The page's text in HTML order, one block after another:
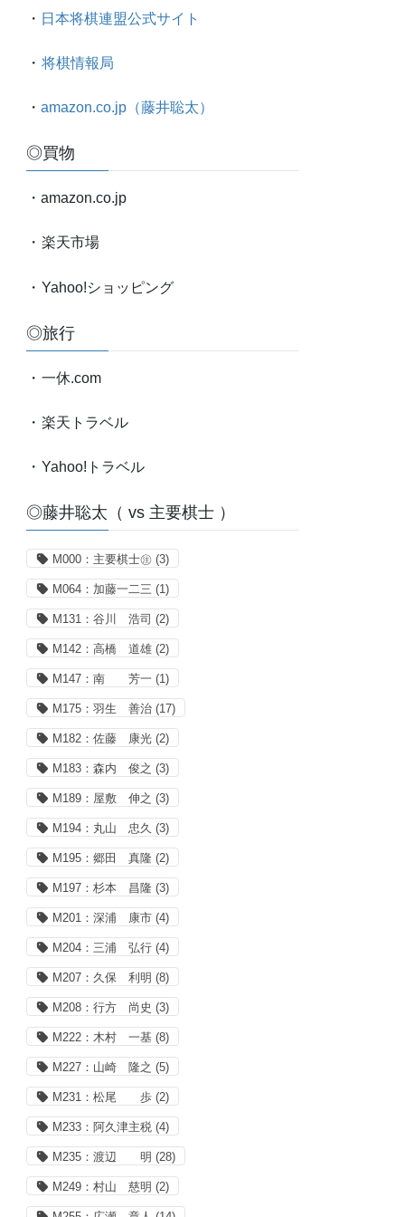
情
etc.
・ 日本将棋連盟公式サイト
・ 将棋情報局
・amazon.co.jp（藤井聡太）
◎買物
・amazon.co.jp
・ 楽天市場
・ Yahoo!ショッピング
◎旅行
・ 一休.com
・ 楽天トラベル
・ Yahoo!トラベル
◎藤井聡太（ vs 主要棋士 ）
M000：主要棋士㊟ (3)
M064：加藤一二三 (1)
M131：谷川 浩司 (2)
M142：高橋 道雄 (2)
M147：南 芳一 (1)
M175：羽生 善治 (17)
M182：佐藤 康光 (2)
M183：森内 俊之 (3)
M189：屋敷 伸之 (3)
M194：丸山 忠久 (3)
M195：郷田 真隆 (2)
M197：杉本 昌隆 (3)
M201：深浦 康市 (4)
M204：三浦 弘行 (4)
M207：久保 利明 (8)
M208：行方 尚史 (3)
M222：木村 一基 (8)
M227：山崎 隆之 (5)
M231：松尾 歩 (2)
M233：阿久津主税 (4)
M235：渡辺 明 (28)
M249：村山 慈明 (2)